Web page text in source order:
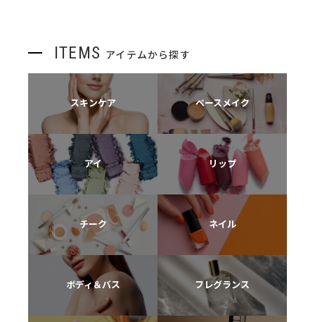
ITEMS アイテムから探す
スキンケア ベースメイク
アイ リップ
チーク ネイル
ボディ＆バス フレグランス